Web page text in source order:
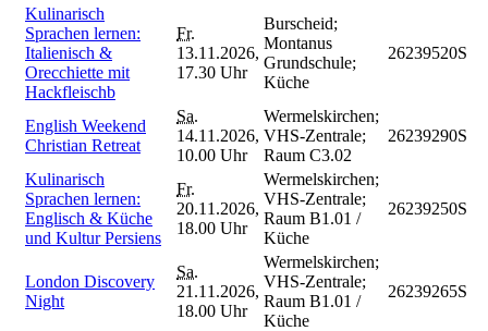
Kulinarisch
Sprachen lernen:
Italienisch &
Orecchiette mit
Hackfleischb
Fr.
13.11.2026,
17.30 Uhr
Burscheid;
Montanus
Grundschule;
Küche
26239520S
English Weekend
Christian Retreat
Sa.
14.11.2026,
10.00 Uhr
Wermelskirchen;
VHS-Zentrale;
Raum C3.02
26239290S
Kulinarisch
Sprachen lernen:
Englisch & Küche
und Kultur Persiens
Fr.
20.11.2026,
18.00 Uhr
Wermelskirchen;
VHS-Zentrale;
Raum B1.01 /
Küche
26239250S
London Discovery
Night
Sa.
21.11.2026,
18.00 Uhr
Wermelskirchen;
VHS-Zentrale;
Raum B1.01 /
Küche
26239265S